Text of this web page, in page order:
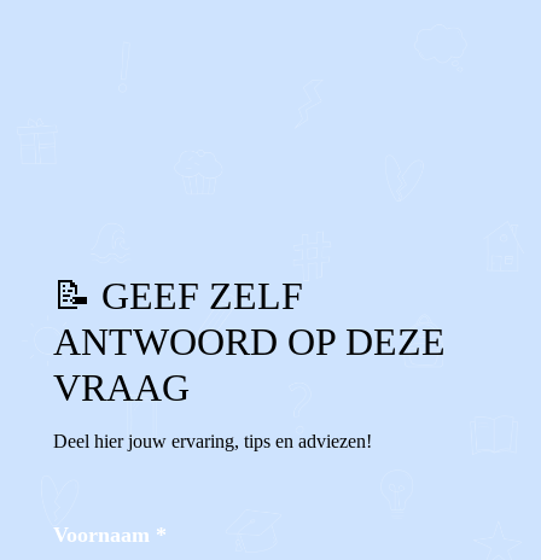
📝 GEEF ZELF
ANTWOORD OP DEZE
VRAAG
Deel hier jouw ervaring, tips en adviezen!
Voornaam *